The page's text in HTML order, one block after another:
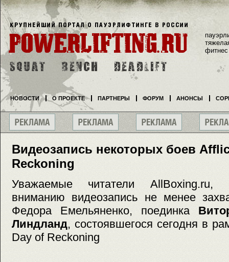
Видеозапись некоторых боев
Reckoning
Уважаемые читатели AllBoxing.ru,
вниманию видеозапись не менее
Федора Емельяненко, поединка
Линдланд, состоявшегося сегодня в
Day of Reckoning
фитнес
НОВОСТИ О ПРОЕКТЕ ПАРТНЕРЫ ФОРУМ АНОНСЫ